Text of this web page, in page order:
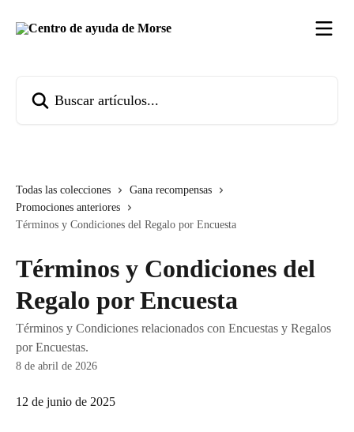
Todas las colecciones
Gana recompensas
Promociones anteriores
Términos y Condiciones del Regalo por Encuesta
Términos y Condiciones del
Regalo por Encuesta
Términos y Condiciones relacionados con Encuestas y Regalos
por Encuestas.
8 de abril de 2026
12 de junio de 2025